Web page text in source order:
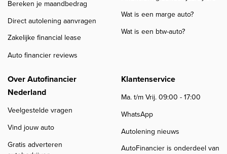
Bereken je maandbedrag
Direct autolening aanvragen
Zakelijke financial lease
Auto financier reviews
Wat is een marge auto?
Wat is een btw-auto?
Over Autofinancier
Nederland
Veelgestelde vragen
Vind jouw auto
Gratis adverteren
Klantenservice
Ma. t/m Vrij. 09:00 - 17:00
WhatsApp
Autolening nieuws
AutoFinancier is onderdeel van